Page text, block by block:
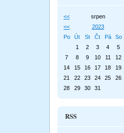
<<
srpen
<<
2023
Po
Út St Čt Pá
So
1
2 3 4
5
7
8 9 10 11
12
14
15 16 17 18
19
21
22 23 24 25
26
28
29 30 31
RSS